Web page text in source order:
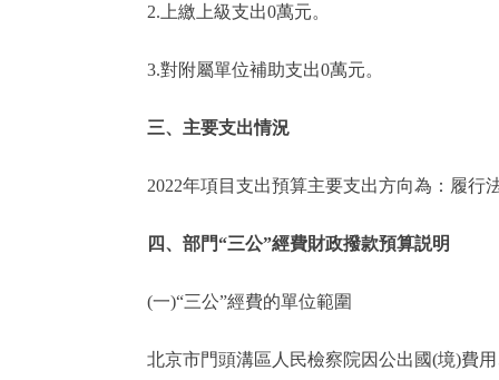
2.上繳上級支出0萬元。
3.對附屬單位補助支出0萬元。
三、主要支出情況
2022年項目支出預算主要支出方向為：履行
四、部門“三公”經費財政撥款預算説明
(一)“三公”經費的單位範圍
北京市門頭溝區人民檢察院因公出國(境)費用